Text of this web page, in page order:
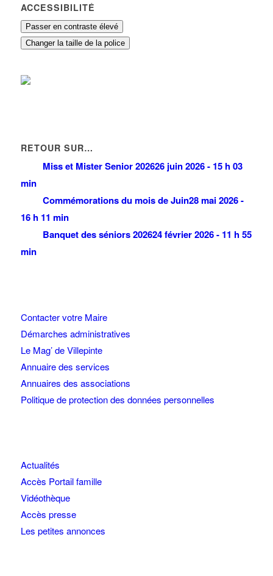
ACCESSIBILITÉ
Passer en contraste élevé
Changer la taille de la police
RETOUR SUR…
Miss et Mister Senior 202626 juin 2026 - 15 h 03
min
Commémorations du mois de Juin28 mai 2026 -
16 h 11 min
Banquet des séniors 202624 février 2026 - 11 h 55
min
Contacter votre Maire
Démarches administratives
Le Mag’ de Villepinte
Annuaire des services
Annuaires des associations
Politique de protection des données personnelles
Actualités
Accès Portail famille
Vidéothèque
Accès presse
Les petites annonces